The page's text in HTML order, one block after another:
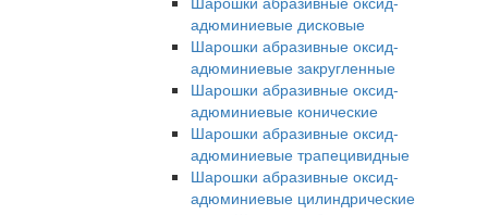
адюминиевые дисковые
Шарошки абразивные оксид-
адюминиевые закругленные
Шарошки абразивные оксид-
адюминиевые конические
Шарошки абразивные оксид-
адюминиевые трапецивидные
Шарошки абразивные оксид-
адюминиевые цилиндрические